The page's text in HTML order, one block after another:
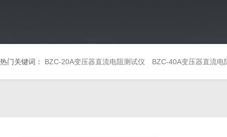
热门关键词： BZC-20A变压器直流电阻测试仪 BZC-40A变压器直流电